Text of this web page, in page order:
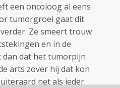
een oncoloog al eens
tumorgroei gaat dit
Ze smeert trouw
en in de
dan dat het tumorpijn
arts zover hij dat kon
net als ieder